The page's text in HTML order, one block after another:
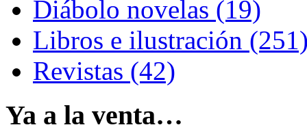
Diábolo novelas (19)
Libros e ilustración
Revistas (42)
Ya a la venta…